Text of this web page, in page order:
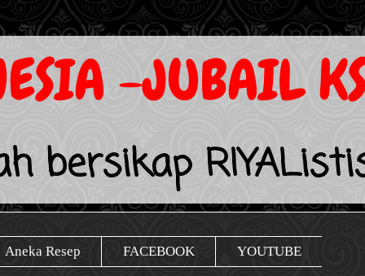
-JUBAIL
bersikap
Aneka Resep FACEBOOK YOUTUBE